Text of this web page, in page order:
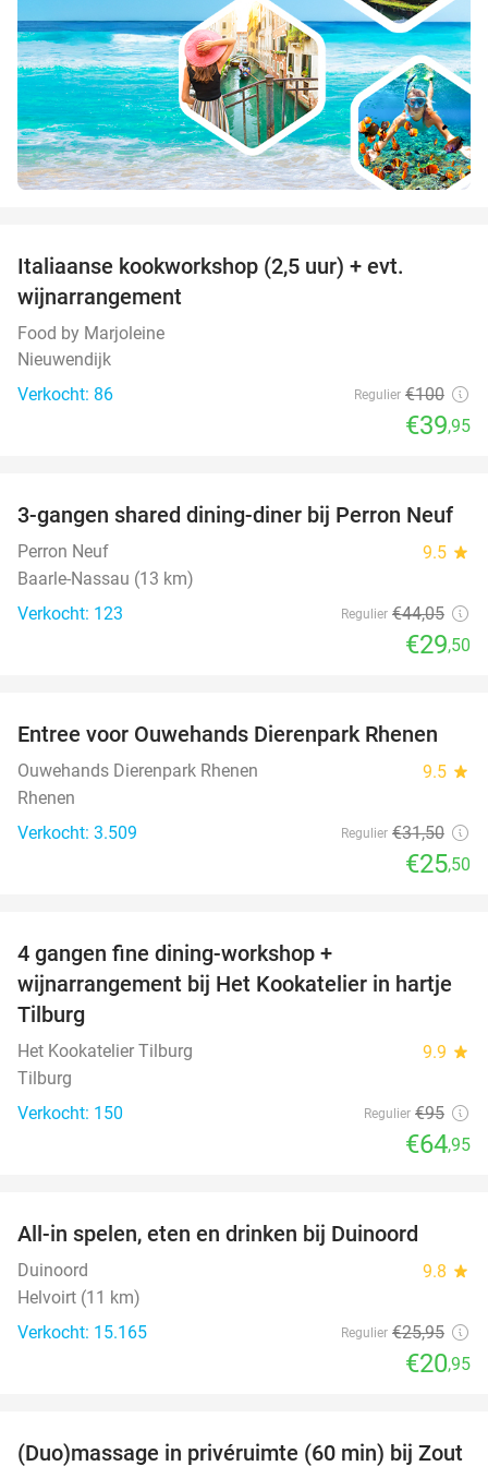
Italiaanse kookworkshop (2,5 uur) + evt.
wijnarrangement
Food by Marjoleine
Nieuwendijk
Verkocht: 86
Regulier €100
€39,95
33%
3-gangen shared dining-diner bij Perron Neuf
Perron Neuf 9.5 star
Baarle-Nassau (13 km)
Verkocht: 123
Regulier €44,05
€29,50
19%
Entree voor Ouwehands Dierenpark Rhenen
Ouwehands Dierenpark Rhenen 9.5 star
Rhenen
Verkocht: 3.509
Regulier €31,50
€25,50
4 gangen fine dining-workshop +
wijnarrangement bij Het Kookatelier in hartje
Tilburg
Het Kookatelier Tilburg 9.9 star
Tilburg
Verkocht: 150
Regulier €95
€64,95
All-in spelen, eten en drinken bij Duinoord
Duinoord 9.8 star
Helvoirt (11 km)
Verkocht: 15.165
Regulier €25,95
€20,95
(Duo)massage in privéruimte (60 min) bij Zout